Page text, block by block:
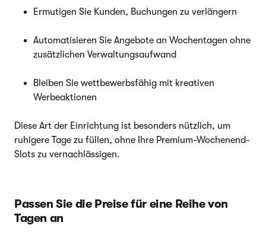
Ermutigen Sie Kunden, Buchungen zu verlängern
Automatisieren Sie Angebote an Wochentagen ohne
zusätzlichen Verwaltungsaufwand
Bleiben Sie wettbewerbsfähig mit kreativen
Werbeaktionen
Diese Art der Einrichtung ist besonders nützlich, um
ruhigere Tage zu füllen, ohne Ihre Premium-Wochenend-
Slots zu vernachlässigen.
Passen Sie die Preise für eine Reihe von
Tagen an